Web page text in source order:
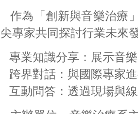
作為「創新與音樂治療
尖專家共同探討行業未來
專業知識分享：展示音
跨界對話：與國際專家
互動問答：透過現場與